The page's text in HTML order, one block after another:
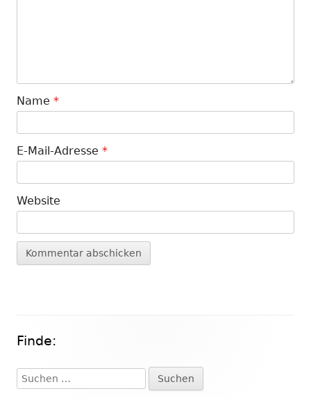
Name *
E-Mail-Adresse *
Website
Haupt-
Seitenleiste
Finde:
Suchen
nach: